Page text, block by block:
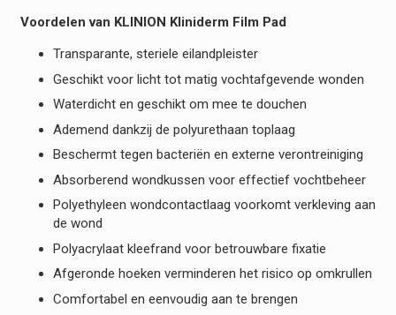
Voordelen van KLINION Kliniderm Film Pad
Transparante, steriele eilandpleister
Geschikt voor licht tot matig vochtafgevende wonden
Waterdicht en geschikt om mee te douchen
Ademend dankzij de polyurethaan toplaag
Beschermt tegen bacteriën en externe verontreiniging
Absorberend wondkussen voor effectief vochtbeheer
Polyethyleen wondcontactlaag voorkomt verkleving aan
de wond
Polyacrylaat kleefrand voor betrouwbare fixatie
Afgeronde hoeken verminderen het risico op omkrullen
Comfortabel en eenvoudig aan te brengen